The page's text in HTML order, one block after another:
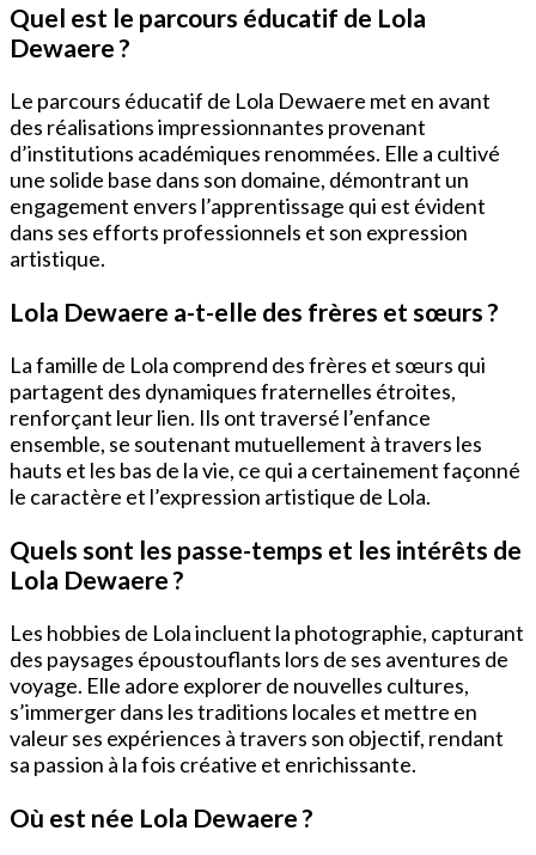
Quel est le parcours éducatif de Lola
Dewaere ?
Le parcours éducatif de Lola Dewaere met en avant
des réalisations impressionnantes provenant
d’institutions académiques renommées. Elle a cultivé
une solide base dans son domaine, démontrant un
engagement envers l’apprentissage qui est évident
dans ses efforts professionnels et son expression
artistique.
Lola Dewaere a-t-elle des frères et sœurs ?
La famille de Lola comprend des frères et sœurs qui
partagent des dynamiques fraternelles étroites,
renforçant leur lien. Ils ont traversé l’enfance
ensemble, se soutenant mutuellement à travers les
hauts et les bas de la vie, ce qui a certainement façonné
le caractère et l’expression artistique de Lola.
Quels sont les passe-temps et les intérêts de
Lola Dewaere ?
Les hobbies de Lola incluent la photographie, capturant
des paysages époustouflants lors de ses aventures de
voyage. Elle adore explorer de nouvelles cultures,
s’immerger dans les traditions locales et mettre en
valeur ses expériences à travers son objectif, rendant
sa passion à la fois créative et enrichissante.
Où est née Lola Dewaere ?